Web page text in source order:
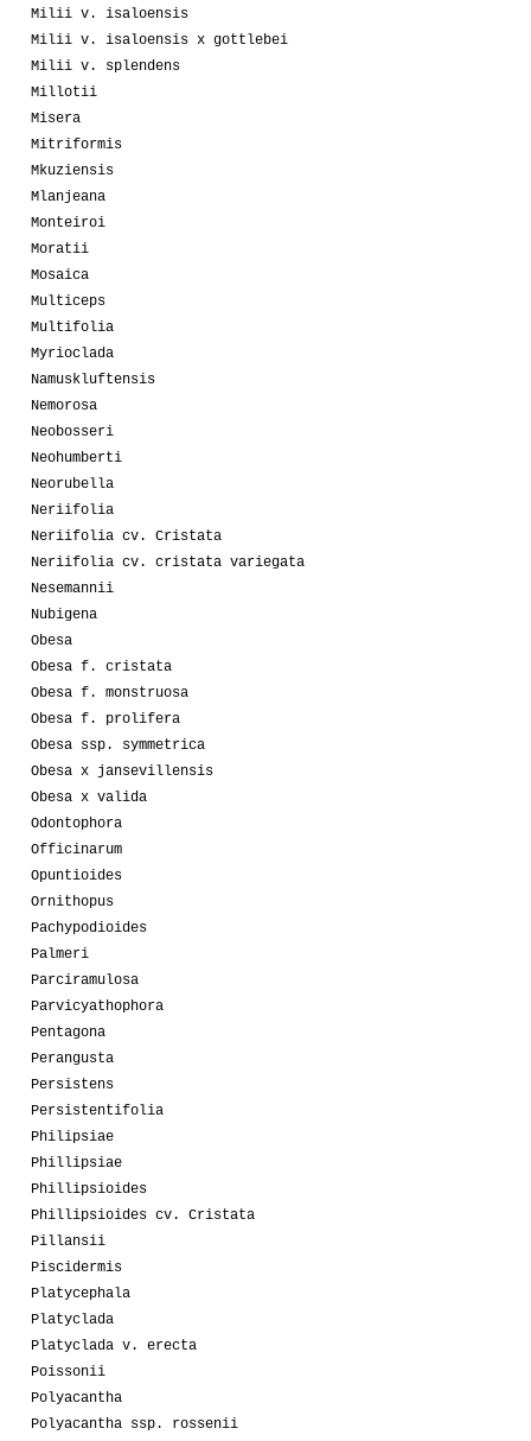
Milii v. isaloensis
Milii v. isaloensis x gottlebei
Milii v. splendens
Millotii
Misera
Mitriformis
Mkuziensis
Mlanjeana
Monteiroi
Moratii
Mosaica
Multiceps
Multifolia
Myrioclada
Namuskluftensis
Nemorosa
Neobosseri
Neohumberti
Neorubella
Neriifolia
Neriifolia cv. Cristata
Neriifolia cv. cristata variegata
Nesemannii
Nubigena
Obesa
Obesa f. cristata
Obesa f. monstruosa
Obesa f. prolifera
Obesa ssp. symmetrica
Obesa x jansevillensis
Obesa x valida
Odontophora
Officinarum
Opuntioides
Ornithopus
Pachypodioides
Palmeri
Parciramulosa
Parvicyathophora
Pentagona
Perangusta
Persistens
Persistentifolia
Philipsiae
Phillipsiae
Phillipsioides
Phillipsioides cv. Cristata
Pillansii
Piscidermis
Platycephala
Platyclada
Platyclada v. erecta
Poissonii
Polyacantha
Polyacantha ssp. rossenii